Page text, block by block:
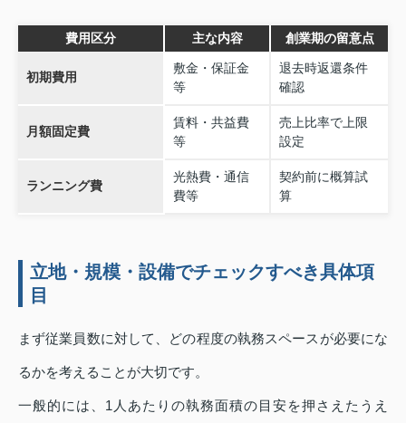
費用区分 主な内容 創業期の留意点
初期費用
敷金・保証金
等
退去時返還条件
確認
月額固定費
賃料・共益費
等
売上比率で上限
設定
ランニング費
光熱費・通信
費等
契約前に概算試
算
立地・規模・設備でチェックすべき具体項
目
まず従業員数に対して、どの程度の執務スペースが必要にな
るかを考えることが大切です。
一般的には、1人あたりの執務面積の目安を押さえたうえ